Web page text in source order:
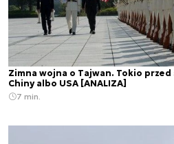
Zimna wojna o Tajwan. Tokio
Chiny albo USA [ANALIZA]
7 min.